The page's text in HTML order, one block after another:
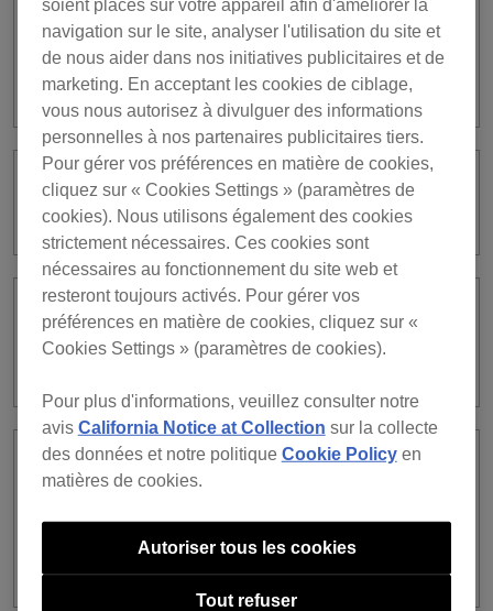
Veuillez expliquer dans quelle condition
le DRUM SWAP s’arrête
automatiquement.
Les fichiers audio capturés sur DRUM
CAPTURE ne peuvent pas être lus.
Les fichiers audio capturés sur DRUM
CAPTURE ne peuvent pas être
J’ai accidentellement supprimé les
préréglages d’usine pour le DRUM
SWAP depuis la collection (ou
supprimé le fichier audio). Que faire
soient placés sur votre appareil afin d'améliorer la
navigation sur le site, analyser l'utilisation du site et
de nous aider dans nos initiatives publicitaires et de
marketing. En acceptant les cookies de ciblage,
vous nous autorisez à divulguer des informations
personnelles à nos partenaires publicitaires tiers.
Pour gérer vos préférences en matière de cookies,
cliquez sur « Cookies Settings » (paramètres de
cookies). Nous utilisons également des cookies
strictement nécessaires. Ces cookies sont
nécessaires au fonctionnement du site web et
resteront toujours activés. Pour gérer vos
préférences en matière de cookies, cliquez sur «
Cookies Settings » (paramètres de cookies).
Pour plus d'informations, veuillez consulter notre
avis California Notice at Collection sur la collecte
des données et notre politique Cookie Policyen
matières de cookies.
Tout refuser
Autoriser tous les cookies